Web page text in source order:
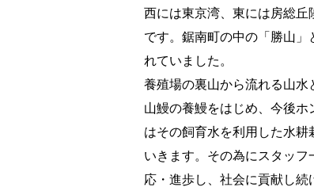
西には東京湾、東には房総丘
です。鋸南町の中の「勝山
れていました。
養殖場の裏山から流れる山水
山鰻の養鰻をはじめ、今後
はその飼育水を利用した水
いきます。その為にスタッ
応・進歩し、社会に貢献し続